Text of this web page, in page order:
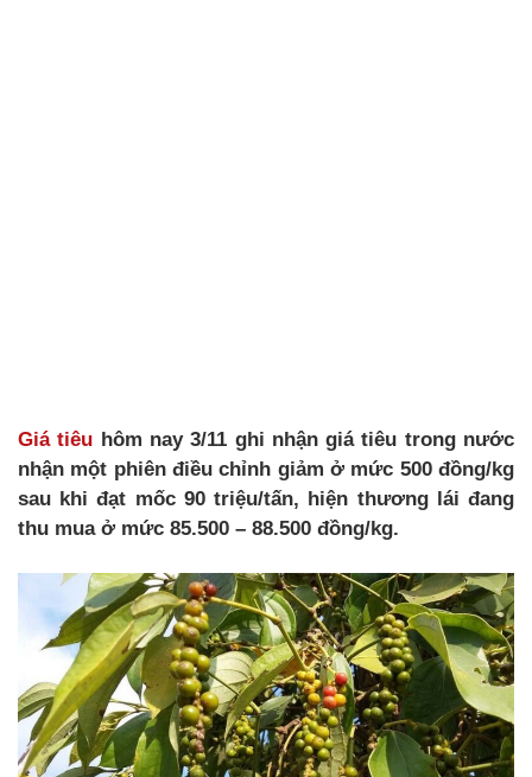
Giá tiêu hôm nay 3/11 ghi nhận giá tiêu trong nước
nhận một phiên điều chỉnh giảm ở mức 500 đồng/kg
sau khi đạt mốc 90 triệu/tấn, hiện thương lái đang
thu mua ở mức 85.500 – 88.500 đồng/kg.